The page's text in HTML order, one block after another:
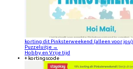
korting dit Pinksterweekend (alleen voor jou)
Puzzeluitje →
Hobby en Vrije tijd
+ kortingscode